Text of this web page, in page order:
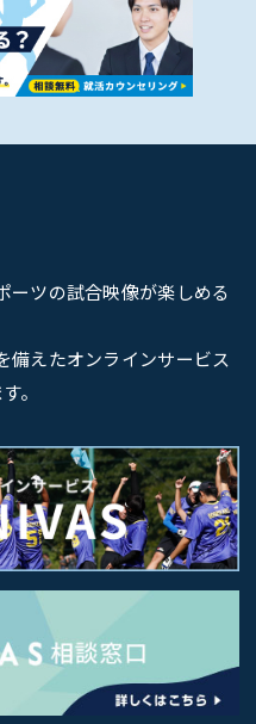
ーツの試合映像が楽しめる
備えたオンラインサービス
。